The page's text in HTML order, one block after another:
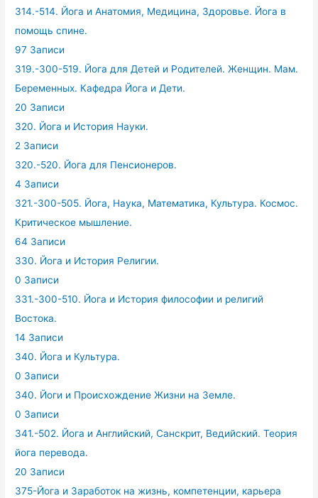
314.-514. Йога и Анатомия, Медицина, Здоровье. Йога в
помощь спине.
97 Записи
319.-300-519. Йога для Детей и Родителей. Женщин. Мам.
Беременных. Кафедра Йога и Дети.
20 Записи
320. Йога и История Науки.
2 Записи
320.-520. Йога для Пенсионеров.
4 Записи
321.-300-505. Йога, Наука, Математика, Культура. Космос.
Критическое мышление.
64 Записи
330. Йога и История Религии.
0 Записи
331.-300-510. Йога и История философии и религий
Востока.
14 Записи
340. Йога и Культура.
0 Записи
340. Йоги и Происхождение Жизни на Земле.
0 Записи
341.-502. Йога и Английский, Санскрит, Ведийский. Теория
йога перевода.
20 Записи
375-Йога и Заработок на жизнь, компетенции, карьера